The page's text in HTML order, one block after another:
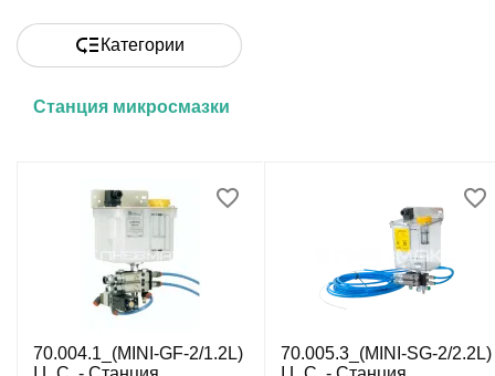
Категории
Станция микросмазки
70.004.1_(MINI-GF-2/1.2L)
70.005.3_(MINI-SG-2/2.2L)